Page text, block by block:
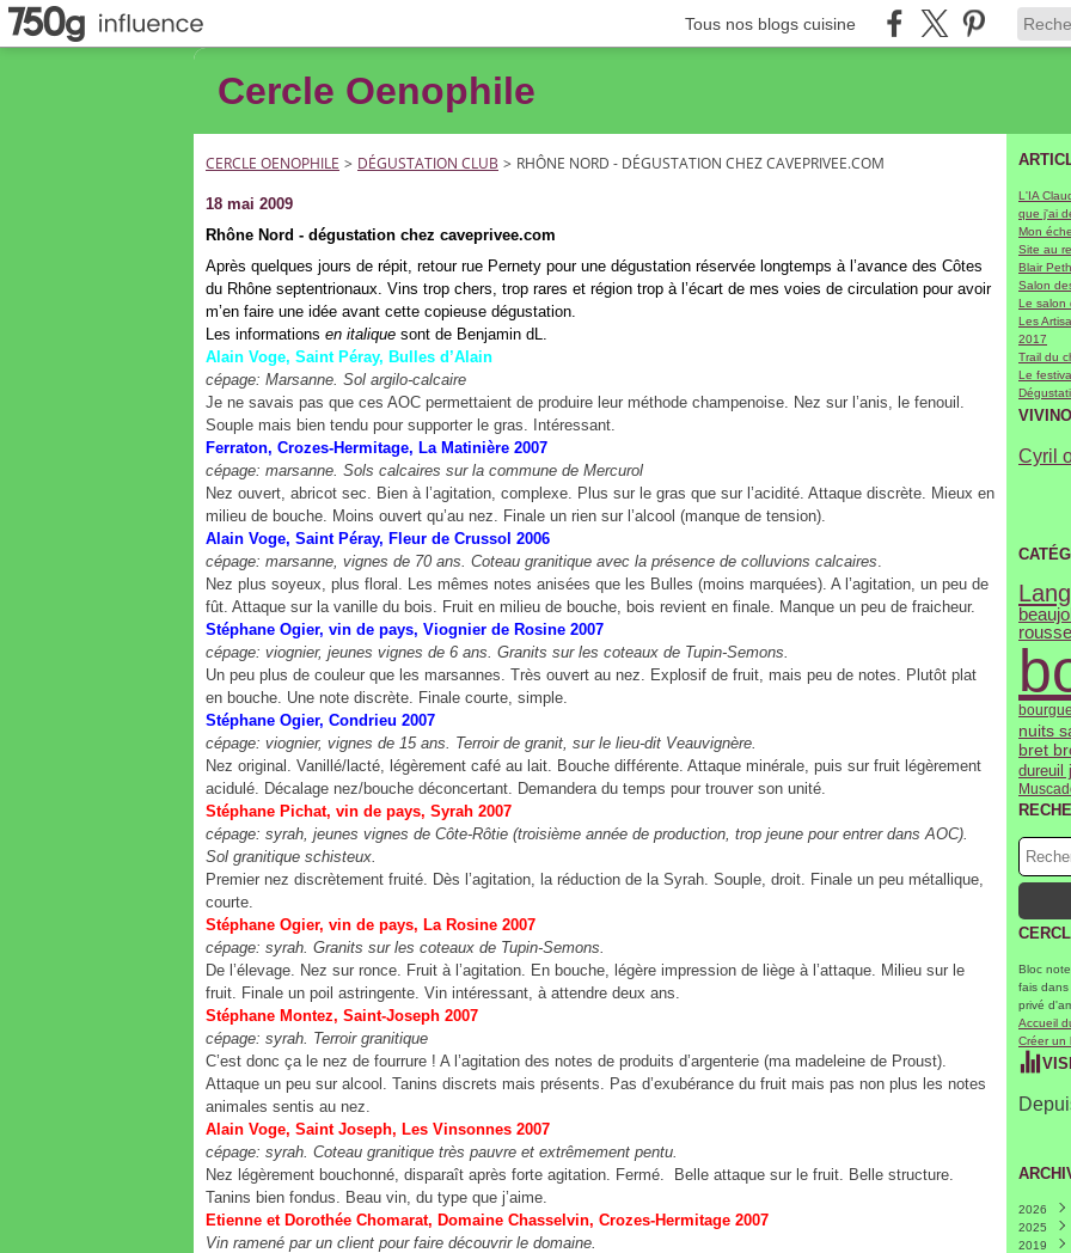
Tous nos blogs cuisine
Cercle Oenophile
CERCLE OENOPHILE > DÉGUSTATION CLUB > RHÔNE NORD - DÉGUSTATION CHEZ CAVEPRIVEE.COM
18 mai 2009
Rhône Nord - dégustation chez caveprivee.com
Après quelques jours de répit, retour rue Pernety pour une dégustation réservée longtemps à l’avance des Côtes
du Rhône septentrionaux. Vins trop chers, trop rares et région trop à l’écart de mes voies de circulation pour avoir
m’en faire une idée avant cette copieuse dégustation.
Les informations en italique sont de Benjamin dL.
Alain Voge, Saint Péray, Bulles d’Alain
cépage: Marsanne. Sol argilo-calcaire
Je ne savais pas que ces AOC permettaient de produire leur méthode champenoise. Nez sur l’anis, le fenouil.
Souple mais bien tendu pour supporter le gras. Intéressant.
Ferraton, Crozes-Hermitage, La Matinière 2007
cépage: marsanne. Sols calcaires sur la commune de Mercurol
Nez ouvert, abricot sec. Bien à l’agitation, complexe. Plus sur le gras que sur l’acidité. Attaque discrète. Mieux en
milieu de bouche. Moins ouvert qu’au nez. Finale un rien sur l’alcool (manque de tension).
Alain Voge, Saint Péray, Fleur de Crussol 2006
cépage: marsanne, vignes de 70 ans. Coteau granitique avec la présence de colluvions calcaires.
Nez plus soyeux, plus floral. Les mêmes notes anisées que les Bulles (moins marquées). A l’agitation, un peu de
fût. Attaque sur la vanille du bois. Fruit en milieu de bouche, bois revient en finale. Manque un peu de fraicheur.
Stéphane Ogier, vin de pays, Viognier de Rosine 2007
cépage: viognier, jeunes vignes de 6 ans. Granits sur les coteaux de Tupin-Semons.
Un peu plus de couleur que les marsannes. Très ouvert au nez. Explosif de fruit, mais peu de notes. Plutôt plat
en bouche. Une note discrète. Finale courte, simple.
Stéphane Ogier, Condrieu 2007
cépage: viognier, vignes de 15 ans. Terroir de granit, sur le lieu-dit Veauvignère.
Nez original. Vanillé/lacté, légèrement café au lait. Bouche différente. Attaque minérale, puis sur fruit légèrement
acidulé. Décalage nez/bouche déconcertant. Demandera du temps pour trouver son unité.
Stéphane Pichat, vin de pays, Syrah 2007
cépage: syrah, jeunes vignes de Côte-Rôtie (troisième année de production, trop jeune pour entrer dans AOC).
Sol granitique schisteux.
Premier nez discrètement fruité. Dès l’agitation, la réduction de la Syrah. Souple, droit. Finale un peu métallique,
courte.
Stéphane Ogier, vin de pays, La Rosine 2007
cépage: syrah. Granits sur les coteaux de Tupin-Semons.
De l’élevage. Nez sur ronce. Fruit à l’agitation. En bouche, légère impression de liège à l’attaque. Milieu sur le
fruit. Finale un poil astringente. Vin intéressant, à attendre deux ans.
Stéphane Montez, Saint-Joseph 2007
cépage: syrah. Terroir granitique
C’est donc ça le nez de fourrure ! A l’agitation des notes de produits d’argenterie (ma madeleine de Proust).
Attaque un peu sur alcool. Tanins discrets mais présents. Pas d’exubérance du fruit mais pas non plus les notes
animales sentis au nez.
Alain Voge, Saint Joseph, Les Vinsonnes 2007
cépage: syrah. Coteau granitique très pauvre et extrêmement pentu.
Nez légèrement bouchonné, disparaît après forte agitation. Fermé. Belle attaque sur le fruit. Belle structure.
Tanins bien fondus. Beau vin, du type que j’aime.
Etienne et Dorothée Chomarat, Domaine Chasselvin, Crozes-Hermitage 2007
Vin ramené par un client pour faire découvrir le domaine.
L'IA
que j'ai
Mon
Site au
Blair
Salon
Le salon
Les
2017
Trail du
Le
Cyril
nuits
bret
dureuil
Bloc
fais
privé
Accueil
Créer un
2026
Juillet
2025
Mars
2019